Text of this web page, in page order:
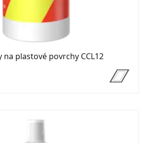
plastové povrchy CCL12